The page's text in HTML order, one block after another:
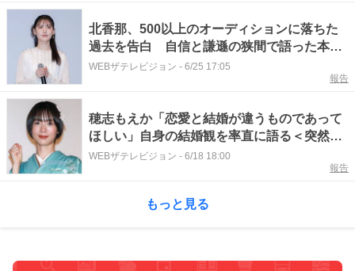
北香那、500以上のオーディションに落ちた
過去を告白 自信と謙遜の狭間で語った本音
＜突然ですが占ってもいいですか？＞
WEBザテレビジョン - 6/25 17:05
報告
穂志もえか「恋愛と結婚が違うものであって
ほしい」自身の結婚観を率直に語る＜突然で
すが占ってもいいですか？＞
WEBザテレビジョン - 6/18 18:00
報告
もっと見る